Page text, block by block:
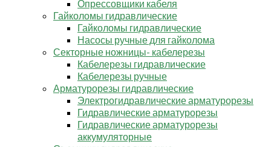
Опрессовщики кабеля
Гайколомы гидравлические
Гайколомы гидравлические
Насосы ручные для гайколома
Секторные ножницы- кабелерезы
Кабелерезы гидравлические
Кабелерезы ручные
Арматурорезы гидравлические
Электрогидравлические арматурорезы
Гидравлические арматурорезы
Гидравлические арматурорезы
аккумуляторные